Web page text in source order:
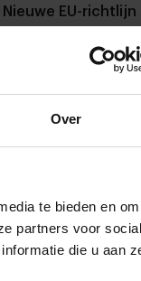
Over
te bieden en
partners voor social
die u aan
Nieuwe EU-
heeft giga-impact
certificeringen
Wat is het gevolg voor
topkeurmerken en
Foodservice